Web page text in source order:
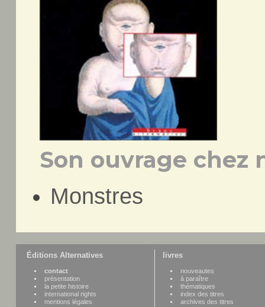
Son ouvrage chez
Monstres
Éditions Alternatives
contact
présentation
la petite histoire
international rights
mentions légales
livres
nouveautes
à paraître
thématiques
index des titres
archives des titres